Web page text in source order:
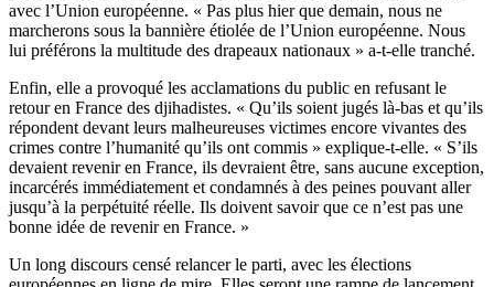
avec l’Union européenne. « Pas plus hier que demain, nous ne
marcherons sous la bannière étiolée de l’Union européenne. Nous
lui préférons la multitude des drapeaux nationaux » a-t-elle tranché.
Enfin, elle a provoqué les acclamations du public en refusant le
retour en France des djihadistes. « Qu’ils soient jugés là-bas et qu’ils
répondent devant leurs malheureuses victimes encore vivantes des
crimes contre l’humanité qu’ils ont commis » explique-t-elle. « S’ils
devaient revenir en France, ils devraient être, sans aucune exception,
incarcérés immédiatement et condamnés à des peines pouvant aller
jusqu’à la perpétuité réelle. Ils doivent savoir que ce n’est pas une
bonne idée de revenir en France. »
Un long discours censé relancer le parti, avec les élections